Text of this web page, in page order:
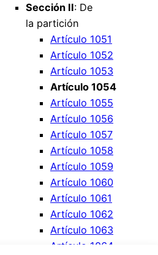
Sección II: De
la partición
Artículo 1051
Artículo 1052
Artículo 1053
Artículo 1054
Artículo 1055
Artículo 1056
Artículo 1057
Artículo 1058
Artículo 1059
Artículo 1060
Artículo 1061
Artículo 1062
Artículo 1063
Artículo 1064